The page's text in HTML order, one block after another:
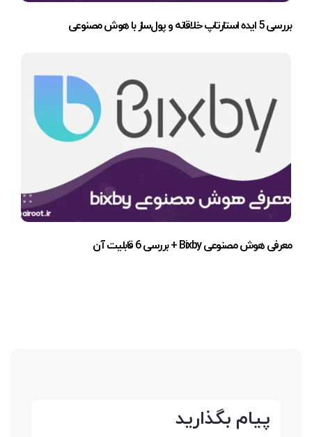
بررسی 5 ایده استارتاپ خلاقانه و پول‌ساز با هوش مصنوعی
معرفی هوش مصنوعی Bixby + بررسی 6 قابلیت آن
پیام بگذارید